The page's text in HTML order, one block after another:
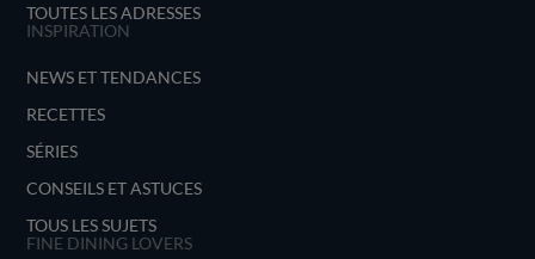
TOUTES LES ADRESSES
INSPIRATION
NEWS ET TENDANCES
RECETTES
SÉRIES
CONSEILS ET ASTUCES
TOUS LES SUJETS
FINE DINING LOVERS